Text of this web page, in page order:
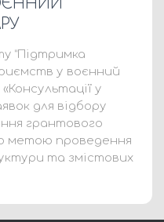
“Підтримка
у воєнний
у
для відбору
грантового
метою проведення
та змістових